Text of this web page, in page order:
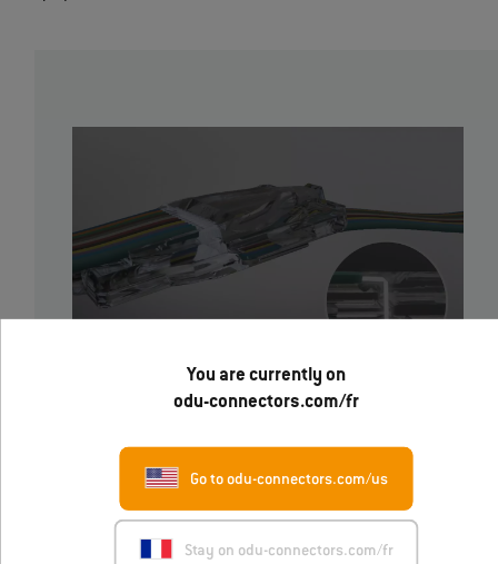
You are currently on
odu-connectors.com/fr
Go to odu-connectors.com/us
Stay on odu-connectors.com/fr
ODU intègre des composants à fibre optique dans des
connecteurs hybrides modulaires ainsi que dans des
connecteurs circulaires robustes, offrant ainsi une combinaison
sûre de transmission d'énergie, de signaux et de débit de
données élevé, spécialement adaptée aux exigences complexes